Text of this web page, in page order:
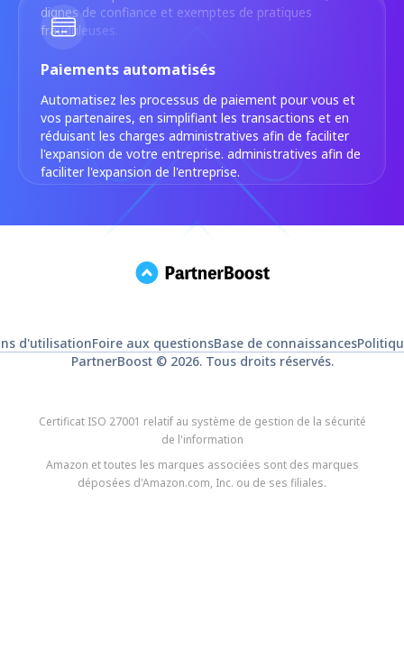
dignes de confiance et exemptes de pratiques
frauduleuses.
Paiements automatisés
Automatisez les processus de paiement pour vous et
vos partenaires, en simplifiant les transactions et en
réduisant les charges administratives afin de faciliter
l'expansion de votre entreprise. administratives afin de
faciliter l'expansion de l'entreprise.
d'utilisationFoire aux questionsBase de connaissances
PartnerBoost © 2026. Tous droits réservés.
Certificat ISO 27001 relatif au système de gestion de la sécurité
de l'information
Amazon et toutes les marques associées sont des marques
déposées d'Amazon.com, Inc. ou de ses filiales.